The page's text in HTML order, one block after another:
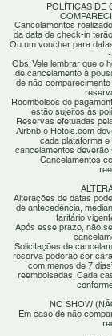
POLÍTICAS DE
Cancelamentos
da data de check-in
Ou um voucher para
Obs: Vele lembrar que o
de cancelamento à
de não-
Reembolsos de
estão sujeitos às
Reservas efetuadas
Airbnb e Hoteis.com
cada plataforma
cancelamentos deverão
Cancelamentos
Alterações de datas
de antecedência,
tarifário
Após esse prazo, não
Solicitações de
reserva poderão ser
com menos de 7
reembolsadas. Cada
NO SHOW
Em caso de não